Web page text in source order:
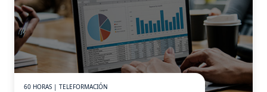
60 HORAS | TELEFORMACIÓN